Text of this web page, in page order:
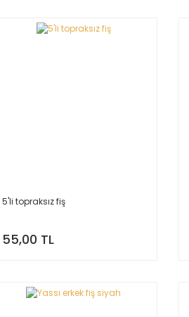
5'li topraksız fiş
55,00 TL